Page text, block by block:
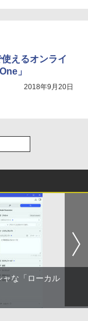
えるオンライ
」
2018年9月20日
ャな「ローカル